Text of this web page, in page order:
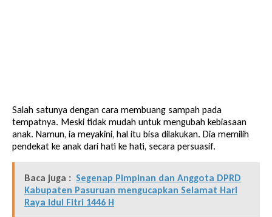
Salah satunya dengan cara membuang sampah pada
tempatnya. Meski tidak mudah untuk mengubah kebiasaan
anak. Namun, ia meyakini, hal itu bisa dilakukan. Dia memilih
pendekat ke anak dari hati ke hati, secara persuasif.
Baca juga : Segenap Pimpinan dan Anggota DPRD
Kabupaten Pasuruan mengucapkan Selamat Hari
Raya Idul Fitri 1446 H